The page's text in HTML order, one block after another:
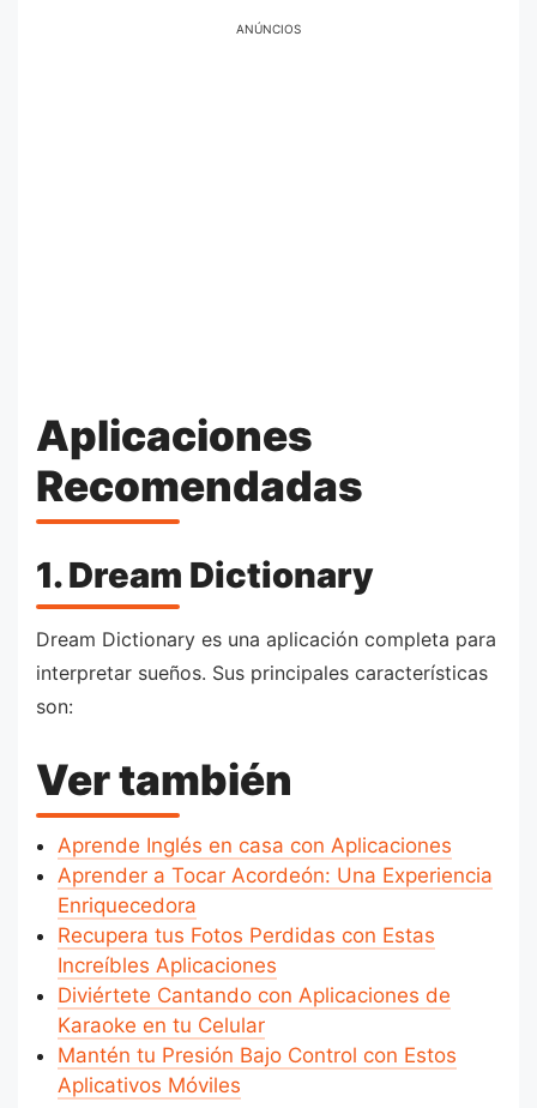
ANÚNCIOS
Aplicaciones
Recomendadas
1. Dream Dictionary
Dream Dictionary es una aplicación completa para
interpretar sueños. Sus principales características
son:
Ver también
Aprende Inglés en casa con Aplicaciones
Aprender a Tocar Acordeón: Una Experiencia
Enriquecedora
Recupera tus Fotos Perdidas con Estas
Increíbles Aplicaciones
Diviértete Cantando con Aplicaciones de
Karaoke en tu Celular
Mantén tu Presión Bajo Control con Estos
Aplicativos Móviles